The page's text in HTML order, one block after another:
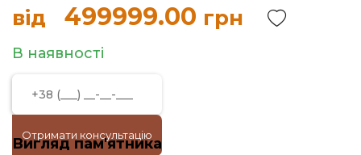
від 499999.00 грн
В наявності
Отримати консультацію
Вигляд пам'ятника